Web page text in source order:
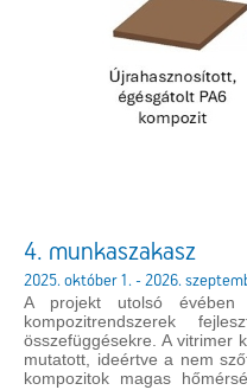
4. munkaszakasz
2025. október 1. - 2026.
A projekt utolsó évében
kompozitrendszerek
összefüggésekre. A vitrimer
mutatott, ideértve a nem
kompozitok magas